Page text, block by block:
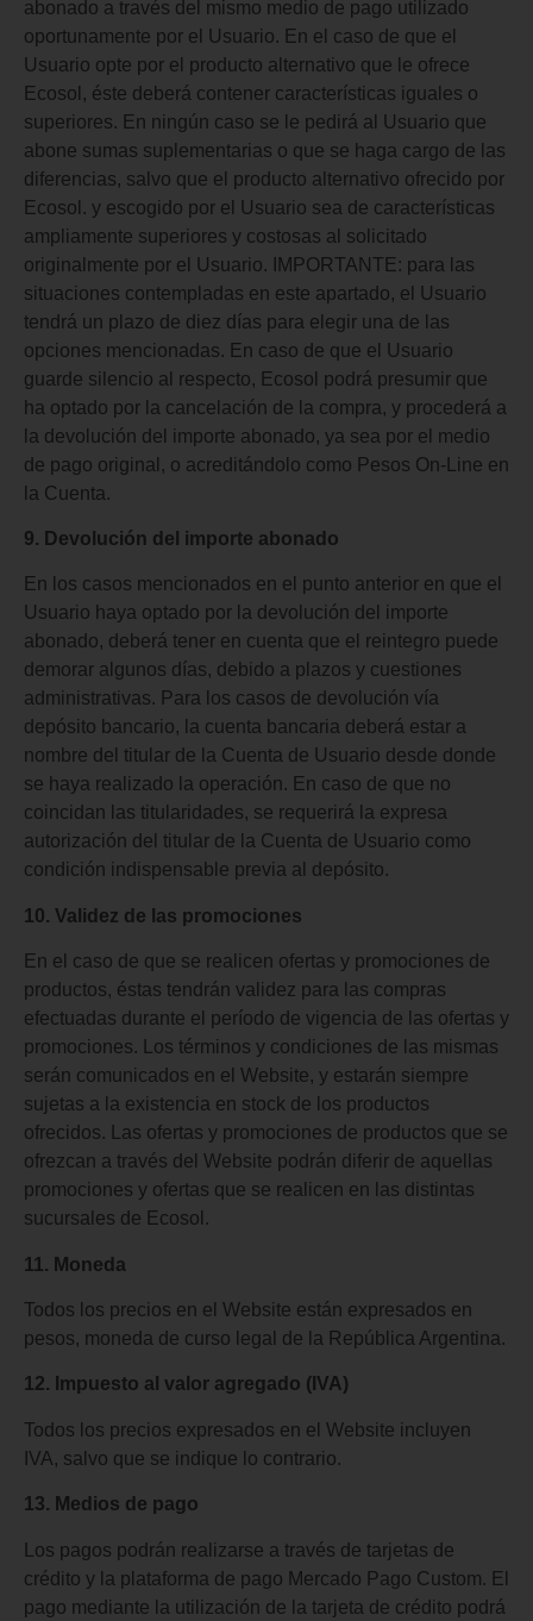
abonado a través del mismo medio de pago utilizado
oportunamente por el Usuario. En el caso de que el
Usuario opte por el producto alternativo que le ofrece
Ecosol, éste deberá contener características iguales o
superiores. En ningún caso se le pedirá al Usuario que
abone sumas suplementarias o que se haga cargo de las
diferencias, salvo que el producto alternativo ofrecido por
Ecosol. y escogido por el Usuario sea de características
ampliamente superiores y costosas al solicitado
originalmente por el Usuario. IMPORTANTE: para las
situaciones contempladas en este apartado, el Usuario
tendrá un plazo de diez días para elegir una de las
opciones mencionadas. En caso de que el Usuario
guarde silencio al respecto, Ecosol podrá presumir que
ha optado por la cancelación de la compra, y procederá a
la devolución del importe abonado, ya sea por el medio
de pago original, o acreditándolo como Pesos On-Line en
la Cuenta.
9. Devolución del importe abonado
En los casos mencionados en el punto anterior en que el
Usuario haya optado por la devolución del importe
abonado, deberá tener en cuenta que el reintegro puede
demorar algunos días, debido a plazos y cuestiones
administrativas. Para los casos de devolución vía
depósito bancario, la cuenta bancaria deberá estar a
nombre del titular de la Cuenta de Usuario desde donde
se haya realizado la operación. En caso de que no
coincidan las titularidades, se requerirá la expresa
autorización del titular de la Cuenta de Usuario como
condición indispensable previa al depósito.
10. Validez de las promociones
En el caso de que se realicen ofertas y promociones de
productos, éstas tendrán validez para las compras
efectuadas durante el período de vigencia de las ofertas y
promociones. Los términos y condiciones de las mismas
serán comunicados en el Website, y estarán siempre
sujetas a la existencia en stock de los productos
ofrecidos. Las ofertas y promociones de productos que se
ofrezcan a través del Website podrán diferir de aquellas
promociones y ofertas que se realicen en las distintas
sucursales de Ecosol.
11. Moneda
Todos los precios en el Website están expresados en
pesos, moneda de curso legal de la República Argentina.
12. Impuesto al valor agregado (IVA)
Todos los precios expresados en el Website incluyen
IVA, salvo que se indique lo contrario.
13. Medios de pago
Los pagos podrán realizarse a través de tarjetas de
crédito y la plataforma de pago Mercado Pago Custom. El
pago mediante la utilización de la tarjeta de crédito podrá